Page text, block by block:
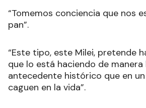
“Tomemos conciencia que nos
pan”.
“Este tipo, este Milei, pretende
que lo está haciendo de
antecedente histórico que en
caguen en la vida”.